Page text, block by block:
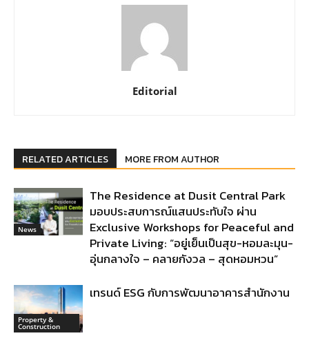
Editorial
RELATED ARTICLES MORE FROM AUTHOR
News
The Residence at Dusit Central Park
มอบประสบการณ์แสนประทับใจ ผ่าน
Exclusive Workshops for Peaceful and
Private Living: “อยู่เย็นเป็นสุข-หอมละมุน-
อุ่นกลางใจ – คลายกังวล – สุดหอมหวน”
Property &
Construction
เทรนด์ ESG กับการพัฒนาอาคารสำนักงาน